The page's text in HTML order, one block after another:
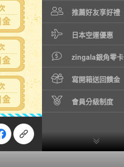
推薦好友享好禮
日本空運優惠
zingala銀角零卡
寫開箱送回饋金
會員分級制度
商品抵台通知出貨